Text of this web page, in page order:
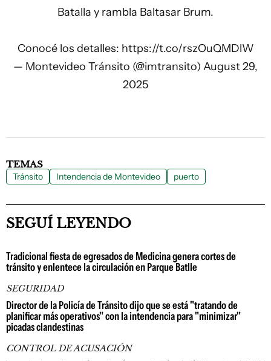
Batalla y rambla Baltasar Brum.
Conocé los detalles: https://t.co/rszOuQMDlW
— Montevideo Tránsito (@imtransito) August 29,
2025
TEMAS
Tránsito Intendencia de Montevideo puerto
SEGUÍ LEYENDO
Tradicional fiesta de egresados de Medicina genera cortes de
tránsito y enlentece la circulación en Parque Batlle
SEGURIDAD
Director de la Policía de Tránsito dijo que se está "tratando de
planificar más operativos" con la intendencia para "minimizar"
picadas clandestinas
CONTROL DE ACUSACIÓN